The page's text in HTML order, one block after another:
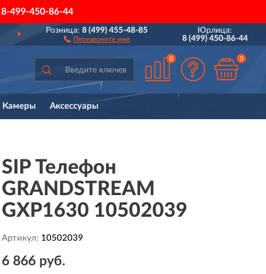
8-499-450-86-44
ДОСТАВИМ ПО ВСЕЙ РОССИИ
Розница:8 (499) 455-48-85
Перезвоните мне
Юрлица:
8 (499) 450-86-44
0 0
Камеры Аксессуары
SIP Телефон
GRANDSTREAM
GXP1630 10502039
Артикул: 10502039
6 866 руб.